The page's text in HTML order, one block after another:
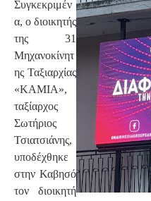
Συγκεκριμέν
α, ο διοικητής
της 31
Μηχανοκίνητ
ης Ταξιαρχίας
«ΚΑΜΙΑ»,
ταξίαρχος
Σωτήριος
Τσιατσιάνης,
υποδέχθηκε
στην Καβησό
τον διοικητή